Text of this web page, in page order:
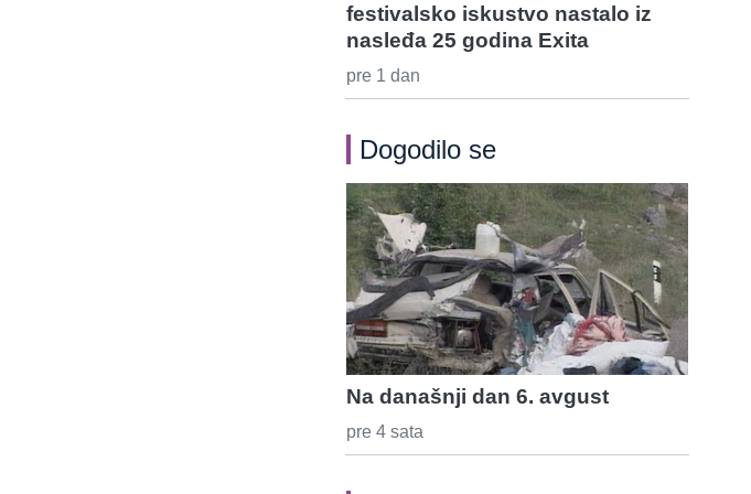
festivalsko iskustvo nastalo iz
nasleđa 25 godina Exita
pre 1 dan
Dogodilo se
Na današnji dan 6. avgust
pre 4 sata